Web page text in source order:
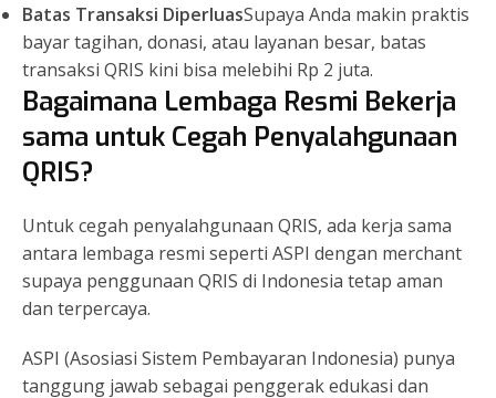
Batas Transaksi DiperluasSupaya Anda makin praktis
bayar tagihan, donasi, atau layanan besar, batas
transaksi QRIS kini bisa melebihi Rp 2 juta.
Bagaimana Lembaga Resmi Bekerja
sama untuk Cegah Penyalahgunaan
QRIS?
Untuk cegah penyalahgunaan QRIS, ada kerja sama
antara lembaga resmi seperti ASPI dengan merchant
supaya penggunaan QRIS di Indonesia tetap aman
dan terpercaya.
ASPI (Asosiasi Sistem Pembayaran Indonesia) punya
tanggung jawab sebagai penggerak edukasi dan